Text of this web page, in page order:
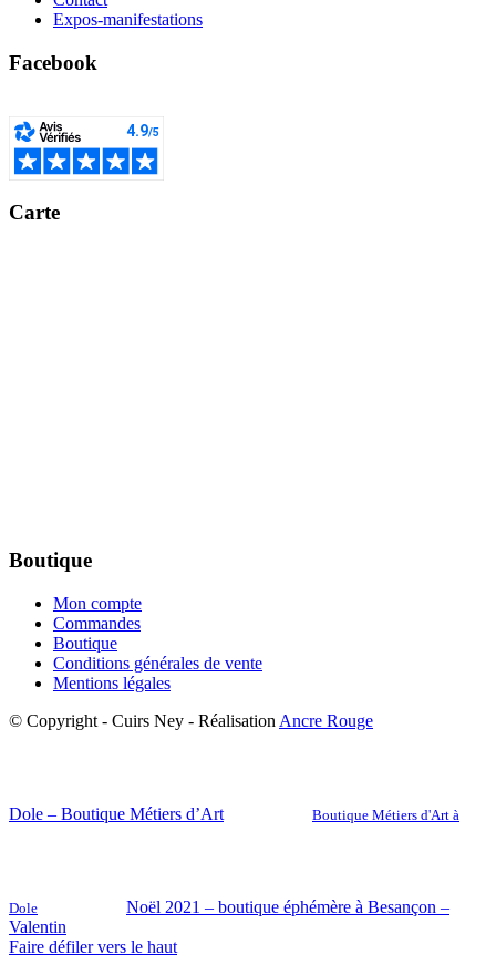
Expos-manifestations
Facebook
Carte
Boutique
Mon compte
Commandes
Boutique
Conditions générales de vente
Mentions légales
© Copyright - Cuirs Ney - Réalisation Ancre Rouge
Dole – Boutique Métiers d’Art Boutique Métiers d'Art à
Dole
Noël 2021 – boutique éphémère à Besançon –
Valentin
Faire défiler vers le haut